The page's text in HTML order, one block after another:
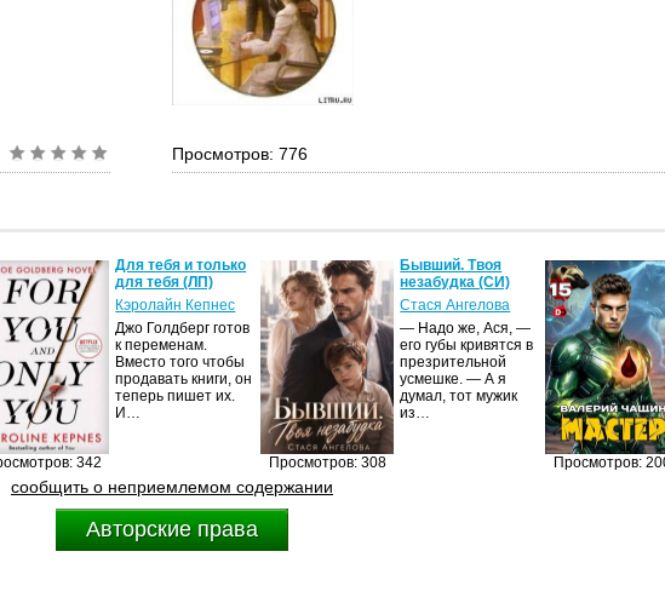
Просмотров: 776
342
Для тебя и только
для тебя (ЛП)
Кэролайн Кепнес
Джо Голдберг готов
к переменам.
Вместо того чтобы
продавать книги, он
теперь пишет их.
И…
Просмотров: 308
Бывший. Твоя
незабудка (СИ)
Стася Ангелова
— Надо же, Ася, —
его губы кривятся в
презрительной
усмешке. — А я
думал, тот мужик
из…
Просмотров:
сообщить о неприемлемом содержании
Авторские права